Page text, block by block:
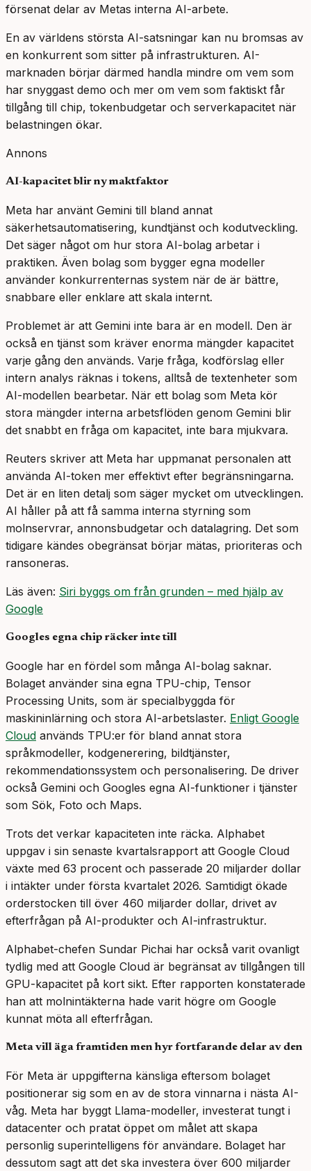
försenat delar av Metas interna AI-arbete.
En av världens största AI-satsningar kan nu bromsas av
en konkurrent som sitter på infrastrukturen. AI-
marknaden börjar därmed handla mindre om vem som
har snyggast demo och mer om vem som faktiskt får
tillgång till chip, tokenbudgetar och serverkapacitet när
belastningen ökar.
Annons
AI-kapacitet blir ny maktfaktor
Meta har använt Gemini till bland annat
säkerhetsautomatisering, kundtjänst och kodutveckling.
Det säger något om hur stora AI-bolag arbetar i
praktiken. Även bolag som bygger egna modeller
använder konkurrenternas system när de är bättre,
snabbare eller enklare att skala internt.
Problemet är att Gemini inte bara är en modell. Den är
också en tjänst som kräver enorma mängder kapacitet
varje gång den används. Varje fråga, kodförslag eller
intern analys räknas i tokens, alltså de textenheter som
AI-modellen bearbetar. När ett bolag som Meta kör
stora mängder interna arbetsflöden genom Gemini blir
det snabbt en fråga om kapacitet, inte bara mjukvara.
Reuters skriver att Meta har uppmanat personalen att
använda AI-token mer effektivt efter begränsningarna.
Det är en liten detalj som säger mycket om utvecklingen.
AI håller på att få samma interna styrning som
molnservrar, annonsbudgetar och datalagring. Det som
tidigare kändes obegränsat börjar mätas, prioriteras och
ransoneras.
Läs även: Siri byggs om från grunden – med hjälp av
Google
Googles egna chip räcker inte till
Google har en fördel som många AI-bolag saknar.
Bolaget använder sina egna TPU-chip, Tensor
Processing Units, som är specialbyggda för
maskininlärning och stora AI-arbetslaster. Enligt Google
Cloud används TPU:er för bland annat stora
språkmodeller, kodgenerering, bildtjänster,
rekommendationssystem och personalisering. De driver
också Gemini och Googles egna AI-funktioner i tjänster
som Sök, Foto och Maps.
Trots det verkar kapaciteten inte räcka. Alphabet
uppgav i sin senaste kvartalsrapport att Google Cloud
växte med 63 procent och passerade 20 miljarder dollar
i intäkter under första kvartalet 2026. Samtidigt ökade
orderstocken till över 460 miljarder dollar, drivet av
efterfrågan på AI-produkter och AI-infrastruktur.
Alphabet-chefen Sundar Pichai har också varit ovanligt
tydlig med att Google Cloud är begränsat av tillgången till
GPU-kapacitet på kort sikt. Efter rapporten konstaterade
han att molnintäkterna hade varit högre om Google
kunnat möta all efterfrågan.
Meta vill äga framtiden men hyr fortfarande delar av den
För Meta är uppgifterna känsliga eftersom bolaget
positionerar sig som en av de stora vinnarna i nästa AI-
våg. Meta har byggt Llama-modeller, investerat tungt i
datacenter och pratat öppet om målet att skapa
personlig superintelligens för användare. Bolaget har
dessutom sagt att det ska investera över 600 miljarder